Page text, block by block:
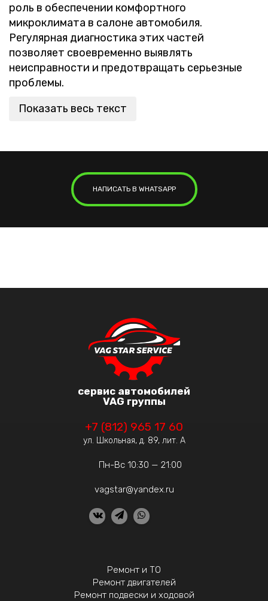
роль в обеспечении комфортного
микроклимата в салоне автомобиля.
Регулярная диагностика этих частей
позволяет своевременно выявлять
неисправности и предотвращать серьезные
проблемы.
Показать весь текст
НАПИСАТЬ В WHATSAPP
сервис автомобилей
VAG группы
+7 (812) 965 17 60
ул. Школьная, д. 89, лит. А
Пн-Вс 10:30 — 21:00
vagstar@yandex.ru
Ремонт и ТО
Ремонт двигателей
Ремонт подвески и ходовой